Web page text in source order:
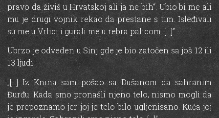
pravo da živiš u Hrvatskoj ali ja ne bih“. Ubio bi me ali
mu je drugi vojnik rekao da prestane s tim. Isleđivali
su me u Vrlici i gurali me u rebra palicom. […]”
Ubrzo je odveden u Sinj gde je bio zatočen sa još 12 ili
13 ljudi.
„[…] Iz Knina sam pošao sa Dušanom da sahranim
Đurđu. Kada smo pronašli njeno telo, nismo mogli da
je prepoznamo jer joj je telo bilo ugljenisano. Kuća joj